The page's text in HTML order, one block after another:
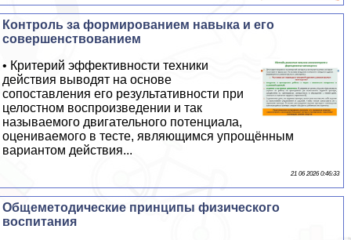
Контроль за формированием навыка и его
совершенствованием
• Критерий эффективности техники
действия выводят на основе
сопоставления его результативности при
целостном воспроизведении и так
называемого двигательного потенциала,
оцениваемого в тесте, являющимся упрощённым
вариантом действия...
21 06 2026 0:46:33
Общеметодические принципы физического
воспитания